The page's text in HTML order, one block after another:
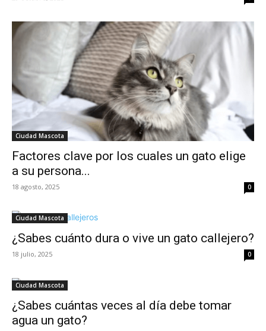
Ciudad Mascota
Factores clave por los cuales un gato elige
a su persona...
18 agosto, 2025 0
Ciudad Mascota
¿Sabes cuánto dura o vive un gato callejero?
18 julio, 2025 0
Ciudad Mascota
¿Sabes cuántas veces al día debe tomar
agua un gato?